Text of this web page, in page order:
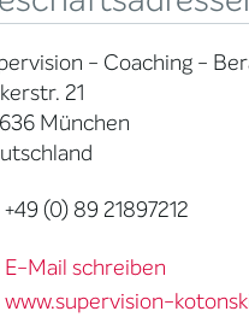
- Coaching -
21
München
+49 (0) 89 21897212
E-Mail schreiben
www.supervision-